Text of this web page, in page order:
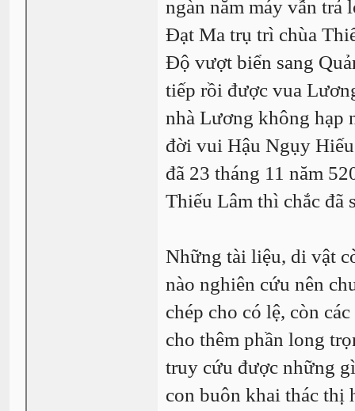
ngàn năm máy vẫn trả
Đạt Ma trụ trì chùa
Độ vượt biển sang
tiếp rồi được vua
nhà Lương không hạp
đời vui Hậu Ngụy
đã 23 tháng 11 năm
Thiếu Lâm thì chắc đã
Những tài liệu, di vật
nào nghiên cứu nên
chép cho có lệ, còn
cho thêm phần long
truy cứu được những
con buôn khai thác thị